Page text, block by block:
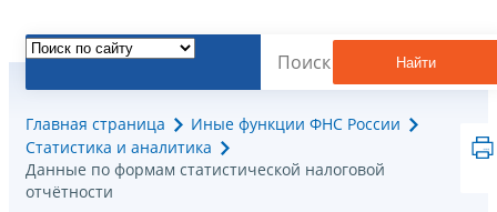
Найти
Главная страница
Иные функции ФНС России
Статистика и аналитика
Данные по формам статистической налоговой
отчётности